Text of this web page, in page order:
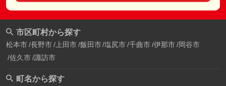
市区町村から探す
松本市 長野市 上田市 飯田市 塩尻市 千曲市 伊那市 岡谷市
佐久市 諏訪市
町名から探す